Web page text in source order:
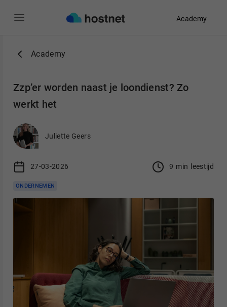
Academy
Academy
Zzp’er worden naast je loondienst? Zo
werkt het
Juliette Geers
27-03-2026 9 min leestijd
ONDERNEMEN